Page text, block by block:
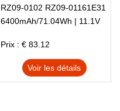
RZ09-0102 RZ09-01161E31
RZ09 14" Series
6400mAh/71.04Wh | 11.1V
Prix : € 83.12
Voir les détails